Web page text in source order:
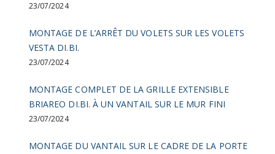
23/07/2024
MONTAGE DE L’ARRÊT DU VOLETS SUR LES VOLETS
VESTA DI.BI.
23/07/2024
MONTAGE COMPLET DE LA GRILLE EXTENSIBLE
BRIAREO DI.BI. À UN VANTAIL SUR LE MUR FINI
23/07/2024
MONTAGE DU VANTAIL SUR LE CADRE DE LA PORTE